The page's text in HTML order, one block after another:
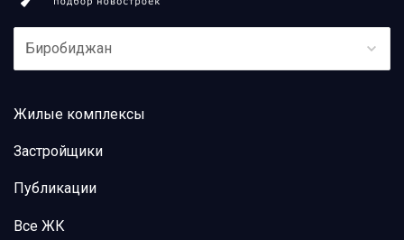
Биробиджан
Жилые комплексы
Застройщики
Публикации
Все ЖК